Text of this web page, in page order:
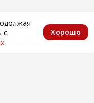
с
.
Хорошо
Аккаунт